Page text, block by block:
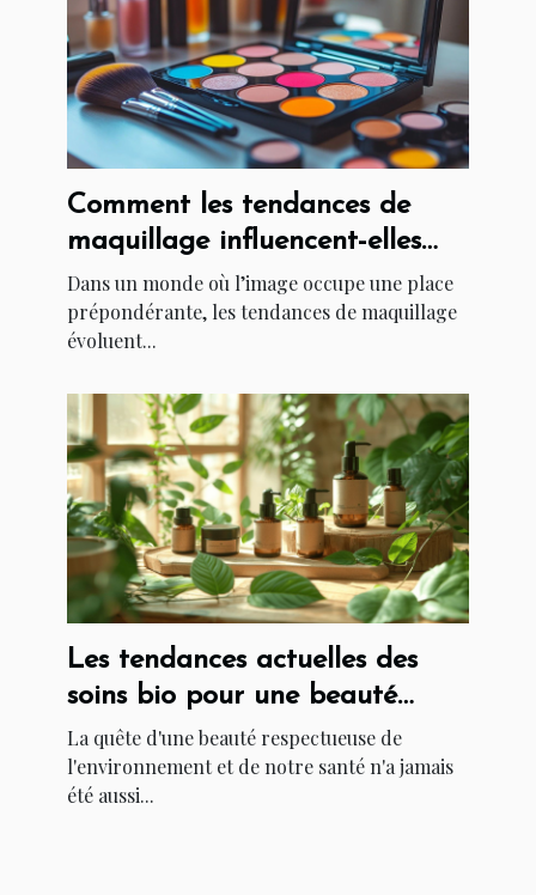
Comment les tendances de
maquillage influencent-elles
notre quotidien ?
Dans un monde où l’image occupe une place
prépondérante, les tendances de maquillage
évoluent...
Les tendances actuelles des
soins bio pour une beauté
durable
La quête d'une beauté respectueuse de
l'environnement et de notre santé n'a jamais
été aussi...